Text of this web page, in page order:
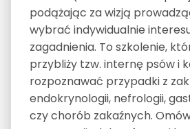
podążając za wizją
wybrać indywidualnie
zagadnienia. To szkolenie,
przybliży tzw. internę psów i
rozpoznawać przypadki z
endokrynologii, nefrologii,
czy chorób zakaźnych.